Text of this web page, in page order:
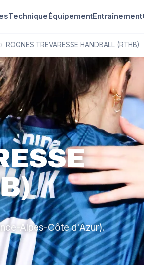
TechniqueÉquipementEntraînement
› ROGNES TREVARESSE HANDBALL (RTHB)
Alpes-Côte d'Azur).